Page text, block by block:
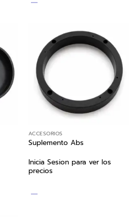
ACCESORIOS
Suplemento Abs
Inicia Sesion para ver los
precios